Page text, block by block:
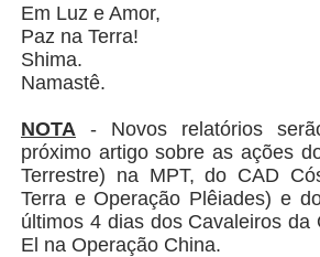
Em Luz e Amor,
Paz na Terra!
Shima.
Namastê.
NOTA - Novos relatórios
próximo artigo sobre as ações
Terrestre) na MPT, do CAD
Terra e Operação Plêiades) e
últimos 4 dias dos Cavaleiros da
El na Operação China.